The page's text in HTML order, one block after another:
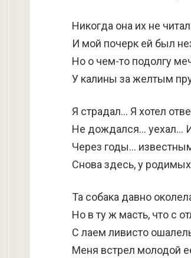
Никогда она их не
И мой почерк ей был
Но о чем-то подолгу
У калины за желтым
Я страдал… Я хотел
Не дождался… уехал…
Через годы…
Снова здесь, у
Та собака давно
Но в ту ж масть, что с
С лаем ливисто
Меня встрел молодой